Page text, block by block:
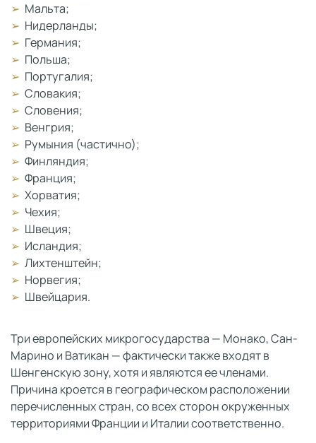
Мальта;
Нидерланды;
Германия;
Польша;
Португалия;
Словакия;
Словения;
Венгрия;
Румыния (частично);
Финляндия;
Франция;
Хорватия;
Чехия;
Швеция;
Исландия;
Лихтенштейн;
Норвегия;
Швейцария.
Три европейских микрогосударства — Монако, Сан-
Марино и Ватикан — фактически также входят в
Шенгенскую зону, хотя и являются ее членами.
Причина кроется в географическом расположении
перечисленных стран, со всех сторон окруженных
территориями Франции и Италии соответственно.